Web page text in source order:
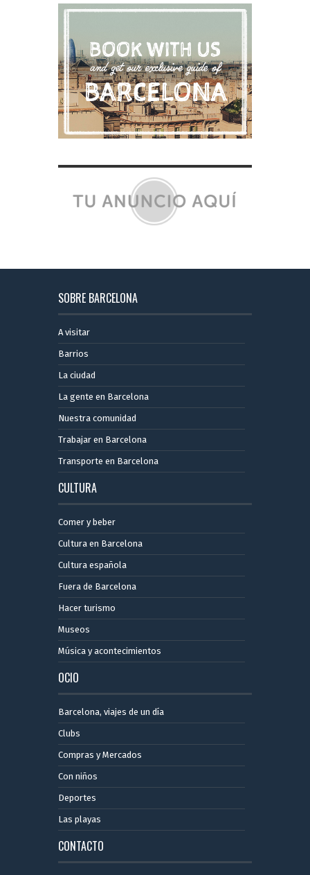
SOBRE BARCELONA
A visitar
Barrios
La ciudad
La gente en Barcelona
Nuestra comunidad
Trabajar en Barcelona
Transporte en Barcelona
CULTURA
Comer y beber
Cultura en Barcelona
Cultura española
Fuera de Barcelona
Hacer turismo
Museos
Música y acontecimientos
OCIO
Barcelona, ​​viajes de un día
Clubs
Compras y Mercados
Con niños
Deportes
Las playas
CONTACTO